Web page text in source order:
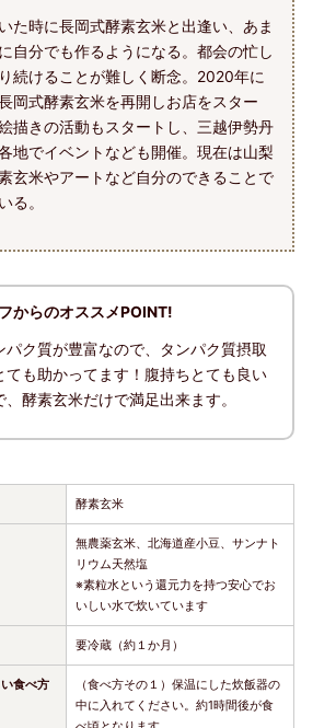
た時に長岡式酵素玄米と出逢い、あま
自分でも作るようになる。都会の忙し
続けることが難しく断念。2020年に
岡式酵素玄米を再開しお店をスター
描きの活動もスタートし、三越伊勢丹
地でイベントなども開催。現在は山梨
玄米やアートなど自分のできることで
る。
からのオススメPOINT!
パク質が豊富なので、タンパク質摂取
ても助かってます！腹持ちとても良い
、酵素玄米だけで満足出来ます。
酵素玄米
無農薬玄米、北海道産小豆、サンナト
リウム天然塩
※素粒水という還元力を持つ安心でお
いしい水で炊いています
要冷蔵（約１か月）
食べ方
（食べ方その１）保温にした炊飯器の
中に入れてください。約1時間後が食